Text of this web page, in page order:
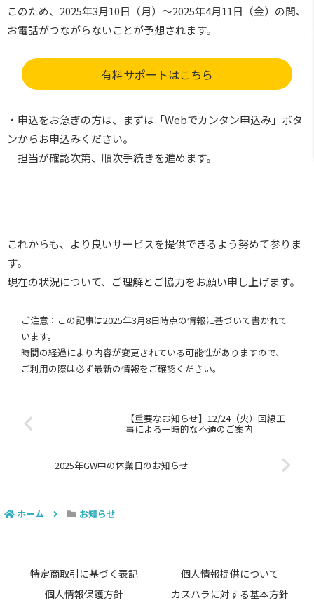
このため、2025年3月10日（月）～2025年4月11日（金）の間、
お電話がつながらないことが予想されます。
有料サポートはこちら
・申込をお急ぎの方は、まずは「Webでカンタン申込み」ボタ
ンからお申込みください。
担当が確認次第、順次手続きを進めます。
これからも、より良いサービスを提供できるよう努めて参りま
す。
現在の状況について、ご理解とご協力をお願い申し上げます。
ご注意：この記事は2025年3月8日時点の情報に基づいて書かれて
います。
時間の経過により内容が変更されている可能性がありますので、
ご利用の際は必ず最新の情報をご確認ください。
【重要なお知らせ】12/24（火）回線工
事による一時的な不通のご案内
2025年GW中の休業日のお知らせ
ホーム お知らせ
特定商取引に基づく表記
個人情報提供について
個人情報保護方針
カスハラに対する基本方針